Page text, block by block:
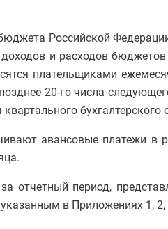
Российской
и расходов
плательщиками
20-го числа
бухгалтерского
авансовые платежи в
отчетный период,
в Приложениях 1,